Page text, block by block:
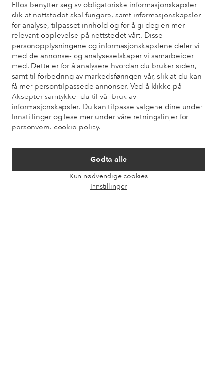
Ellos benytter seg av obligatoriske informasjonskapsler
slik at nettstedet skal fungere, samt informasjonskapsler
for analyse, tilpasset innhold og for å gi deg en mer
relevant opplevelse på nettstedet vårt. Disse
personopplysningene og informasjonskapslene deler vi
med de annonse- og analyseselskaper vi samarbeider
med. Dette er for å analysere hvordan du bruker siden,
samt til forbedring av markedsføringen vår, slik at du kan
få mer persontilpassede annonser. Ved å klikke på
Aksepter samtykker du til vår bruk av
informasjonskapsler. Du kan tilpasse valgene dine under
Innstillinger og lese mer under våre retningslinjer for
personvern. cookie-policy.
Godta alle
Kun nødvendige cookies
Innstillinger
Trenger du hjelp?
Du finner svar på de vanligste spørsmålene i vår FAQ. Du finner
også informasjon om hvordan du kan kontakte oss.
Kundeservice Bestilling Betalingsmåte
Mine sider